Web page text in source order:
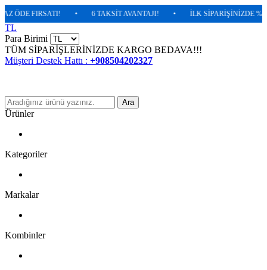
FIRSATI! • 6 TAKSİT AVANTAJI! • İLK SİPARİŞİNİZDE %5
TL
Para Birimi
TÜM SİPARİŞLERİNİZDE KARGO BEDAVA!!!
Müşteri Destek Hattı : +908504202327
Ara
Ürünler
Kategoriler
Markalar
Kombinler